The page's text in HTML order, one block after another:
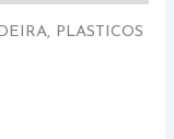
PLASTICOS